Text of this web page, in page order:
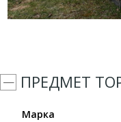
ПРЕДМЕТ
Марка